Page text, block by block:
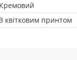
Кремовий
квітковим принтом